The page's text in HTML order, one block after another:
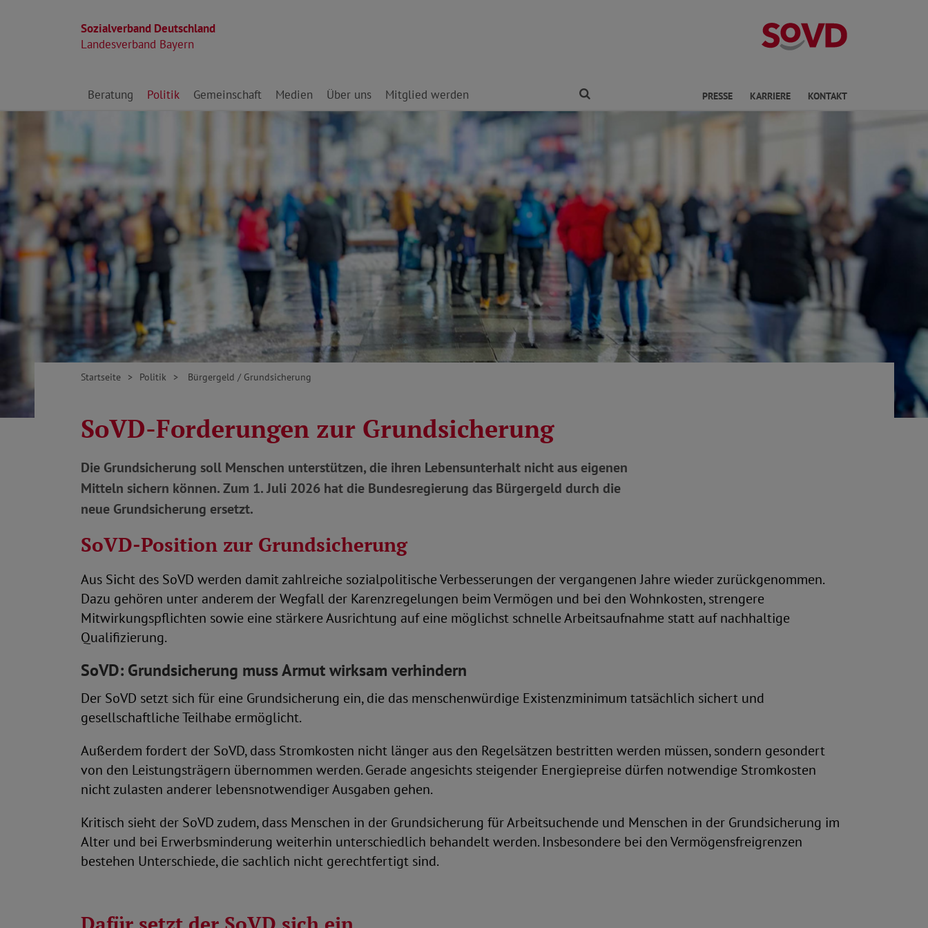
Sozialverband Deutschland
Landesverband Bayern
Landesverband
Direkt zu den Inhalten springen
Beratung Politik Gemeinschaft Medien Über uns Mitglied werden PRESSE KARRIERE KONTAKT
Startseite Politik Bürgergeld / Grundsicherung
SoVD-Forderungen zur Grundsicherung
Die Grundsicherung soll Menschen unterstützen, die ihren Lebensunterhalt nicht aus eigenen
Mitteln sichern können. Zum 1. Juli 2026 hat die Bundesregierung das Bürgergeld durch die
neue Grundsicherung ersetzt.
SoVD-Position zur Grundsicherung
Aus Sicht des SoVD werden damit zahlreiche sozialpolitische Verbesserungen der vergangenen Jahre wieder zurückgenommen.
Dazu gehören unter anderem der Wegfall der Karenzregelungen beim Vermögen und bei den Wohnkosten, strengere
Mitwirkungspflichten sowie eine stärkere Ausrichtung auf eine möglichst schnelle Arbeitsaufnahme statt auf nachhaltige
Qualifizierung.
SoVD: Grundsicherung muss Armut wirksam verhindern
Der SoVD setzt sich für eine Grundsicherung ein, die das menschenwürdige Existenzminimum tatsächlich sichert und
gesellschaftliche Teilhabe ermöglicht.
Außerdem fordert der SoVD, dass Stromkosten nicht länger aus den Regelsätzen bestritten werden müssen, sondern gesondert
von den Leistungsträgern übernommen werden. Gerade angesichts steigender Energiepreise dürfen notwendige Stromkosten
nicht zulasten anderer lebensnotwendiger Ausgaben gehen.
Kritisch sieht der SoVD zudem, dass Menschen in der Grundsicherung für Arbeitsuchende und Menschen in der Grundsicherung im
Alter und bei Erwerbsminderung weiterhin unterschiedlich behandelt werden. Insbesondere bei den Vermögensfreigrenzen
bestehen Unterschiede, die sachlich nicht gerechtfertigt sind.